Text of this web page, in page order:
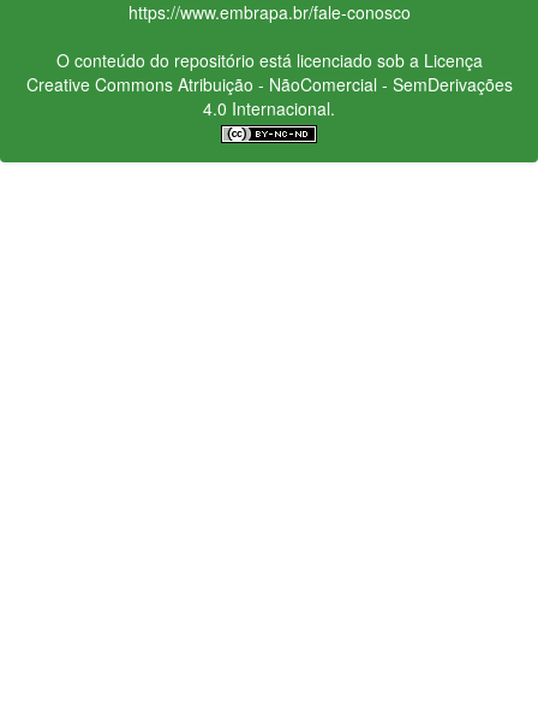
https://www.embrapa.br/fale-conosco
O conteúdo do repositório está licenciado sob a Licença
Creative CommonsAtribuição - NãoComercial - SemDerivações
4.0 Internacional.